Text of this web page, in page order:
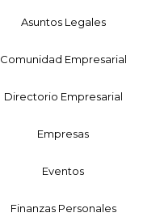
Asuntos Legales
Comunidad Empresarial
Directorio Empresarial
Empresas
Eventos
Finanzas Personales